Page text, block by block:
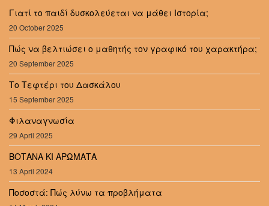
Γιατί το παιδί δυσκολεύεται να μάθει Ιστορία;
20 October 2025
Πώς να βελτιώσει ο μαθητής τον γραφικό του χαρακτήρα;
20 September 2025
Το Τεφτέρι του Δασκάλου
15 September 2025
Φιλαναγνωσία
29 April 2025
ΒΟΤΑΝΑ ΚΙ ΑΡΩΜΑΤΑ
13 April 2024
Ποσοστά: Πώς λύνω τα προβλήματα